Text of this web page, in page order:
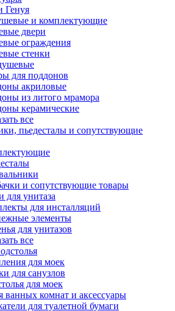
Генуя
и комплектующие
двери
ограждения
стенки
для поддонов
акриловые
из литого мрамора
керамические
все
пьедесталы и сопутствующие
и сопутствующие товары
для унитаза
для инсталляций
элементы
для унитазов
все
для моек
для санузлов
для моек
ванных комнат и аксессуары
для туалетной бумаги